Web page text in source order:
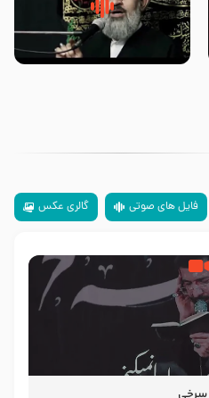
زیارتی که اسباب رزق زیاد و عمر
طولانی است حجت السلام حسین
فایل های صوتی گالری عکس
سرخی